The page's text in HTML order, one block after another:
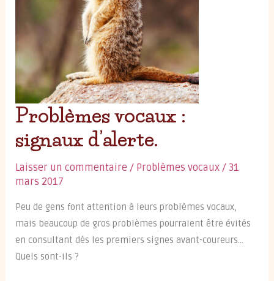
Problèmes vocaux :
signaux d’alerte.
Laisser un commentaire / Problèmes vocaux /31
mars 2017
Peu de gens font attention à leurs problèmes vocaux,
mais beaucoup de gros problèmes pourraient être évités
en consultant dès les premiers signes avant-coureurs…
Quels sont-ils ?